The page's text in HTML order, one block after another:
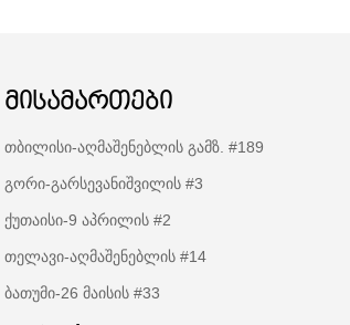
მისამართები
თბილისი-აღმაშენებლის გამზ. #189
გორი-გარსევანიშვილის #3
ქუთაისი-9 აპრილის #2
თელავი-აღმაშენებლის #14
ბათუმი-26 მაისის #33